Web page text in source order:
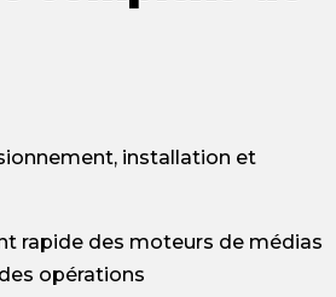
installation et
rapide des moteurs de médias
opérations